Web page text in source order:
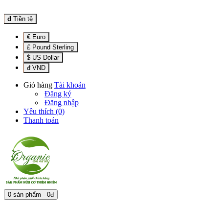
đ Tiền tệ
€ Euro
£ Pound Sterling
$ US Dollar
đ VND
Giỏ hàng Tài khoản
Đăng ký
Đăng nhập
Yêu thích (0)
Thanh toán
0 sản phẩm - 0đ